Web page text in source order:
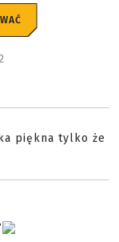
piękna tylko że